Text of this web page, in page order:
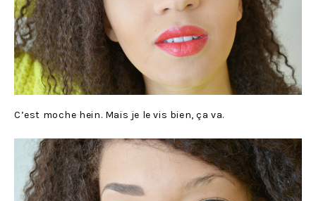
C’est moche hein. Mais je le vis bien, ça va.